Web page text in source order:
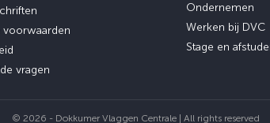
voorwaarden
vragen
Ondernemen
Werken bij DVC
Stage en
© 2026 - Dokkumer Vlaggen Centrale | All rights reserved